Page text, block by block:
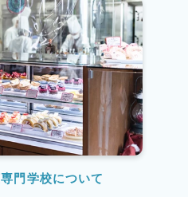
門学校について